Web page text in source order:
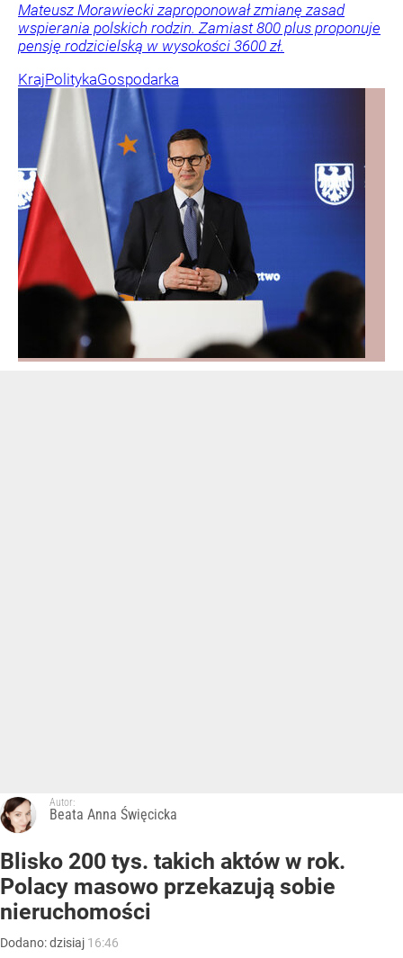
Mateusz Morawiecki zaproponował zmianę zasad
wspierania polskich rodzin. Zamiast 800 plus proponuje
pensję rodzicielską w wysokości 3600 zł.
KrajPolitykaGospodarka
Autor:
Beata Anna Święcicka
Blisko 200 tys. takich aktów w rok.
Polacy masowo przekazują sobie
nieruchomości
Dodano:dzisiaj 16:46